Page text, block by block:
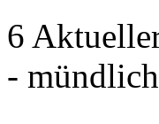
6
-